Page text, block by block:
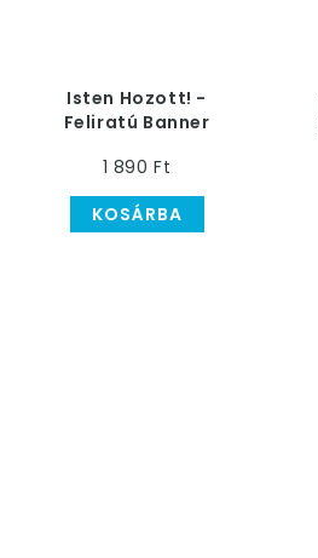
Isten Hozott! -
Feliratú Banner
1 890 Ft
KOSÁRBA